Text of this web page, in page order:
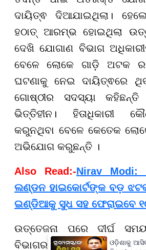
ଦାୟିତ୍ଵ ଦିଆଯାଇଥିଲା।
ହଠାତ୍ ଆରମ୍ଭ ହୋଇଥିଲା
ଦେଖି ଯୋଗାଣ ବିଭାଗ
ବେଳେ ଲୋକେ ଗାଡ଼ି ଅଟକ
ଘଟଣାକୁ ନେଇ ଦାୟିତ୍ଵରେ
ଗୋଷ୍ଠୀର ସଦସ୍ୟା
ଭିତ୍ତିହୀନ। ହିତାଧିକାରୀ
କରୁନଥିବା ବେଳେ କେତେକ
ଅଭିଯୋଗ କରୁଛନ୍ତି ।
Also Read:-Nirav
ଲଣ୍ଡନ ହାଇକୋର୍ଟଙ୍କ ବଡ଼
ଇଣ୍ଡିଆକୁ ସୁଧ ସହ ଫେରାଇବେ
ଉତ୍ତେଜନା ପରେ ଦୀର୍ଘ
ବିଭାଗର ଅଧିକାରୀଙ୍କୁ ଅଟକ
ଓଡ଼ିଶାକୁ